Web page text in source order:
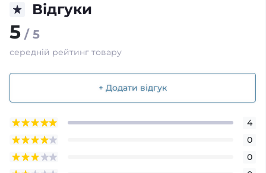
Відгуки
5 / 5
середній рейтинг товару
+ Додати відгук
4
0
0